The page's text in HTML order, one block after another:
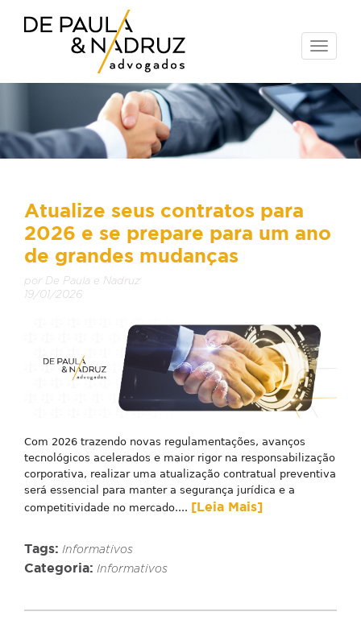
Toggle
Atualize seus contratos para
2026 e se prepare para um ano
de grandes mudanças
por De Paula e Nadruz
19/01/2026
Com 2026 trazendo novas regulamentações, avanços
tecnológicos acelerados e maior rigor na responsabilização
corporativa, realizar uma atualização contratual preventiva
será essencial para manter a segurança jurídica e a
competitividade no mercado.... [Leia Mais]
Tags: Informativos
Categoria: Informativos